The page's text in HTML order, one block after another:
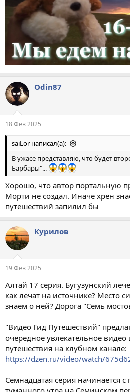
Odin87
18 Фев 2025
saiLor написал(а):
В ужасе представляю, что будет
Барбары"...
Хорошо, что автор портальную
Морти не создал. Иначе хрен
путешествий запилил бы
Курилов
19 Фев 2025
Алтай 17 серия. Бугузунский
как лечат на источнике? Место
знаем о ней? Дорога "Семь
"Видео Гид Путешествий"
очередное увлекательное видео
путешествия на клубном канале:
https://dzen.ru/video/watch/
Семнадцатая серия начинается